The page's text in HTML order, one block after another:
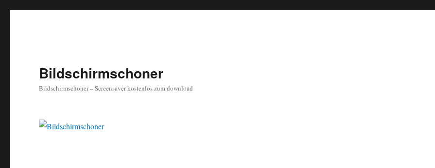
Bildschirmschoner
Bildschirmschoner – Screensaver kostenlos zum download